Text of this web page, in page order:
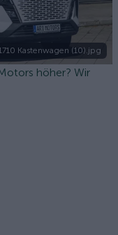
Kastenwagen (10).jpg
höher? Wir